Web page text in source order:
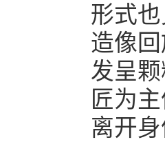
形式
造像
发呈
匠为
离开